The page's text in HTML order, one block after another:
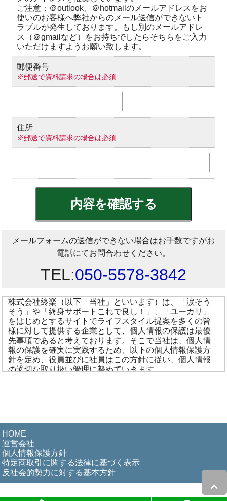
ご注意：＠outlook、＠hotmailのメールアドレスをお
使いのお客様へ弊社からのメール送信ができないト
ラブルが発生しております。もし別のメールアドレ
ス（＠gmailなど）をお持ちでしたらそちらをご入力
いただけますようお願い致します。
郵便番号
※郵送で資料請求の場合は必須
住所
※郵送で資料請求の場合は必須
メールフォームの送信ができない場合はお手数ですがお
電話にてお問合わせください。
TEL:050-5578-3842
株式会社終楽（以下「当社」といいます）は、「涙そう
そう」や「終身サポートこれで良し！」、「ユーカリ」
をはじめとするサイトでライフスタイル提案を多くの皆
様に対して提供する企業として、個人情報の保護は最優
先事項であると考えております。そこで当社は、個人情
報の保護を確実に実践するため、以下の個人情報保護方
針を定め、役員並びに社員はこの方針に従い、個人情報
の適切な取り扱い管理に努めていきます。
て、次のように管理し、保護に努めて参ります。
1.個人情報の定義
個人情報とは、個人に関する情報であって、氏名、性
別、電話番号、電子メールアドレスなどによって特定
の個人を識別し得る情報をいいます。
当社は、取得した個人情報を以下に定める目的のため
HOME
運営会社
個人情報保護方針
特定商取引に関する法律に基づく表示
反社会的勢力に対する基本方針